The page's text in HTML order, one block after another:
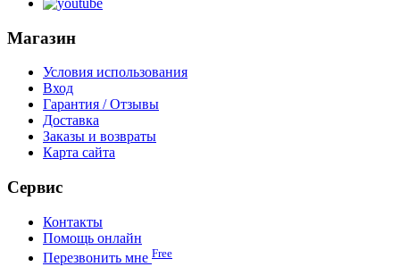
Магазин
Условия использования
Вход
Гарантия / Отзывы
Доставка
Заказы и возвраты
Карта сайта
Сервис
Контакты
Помощь онлайн
Перезвонить мне Free